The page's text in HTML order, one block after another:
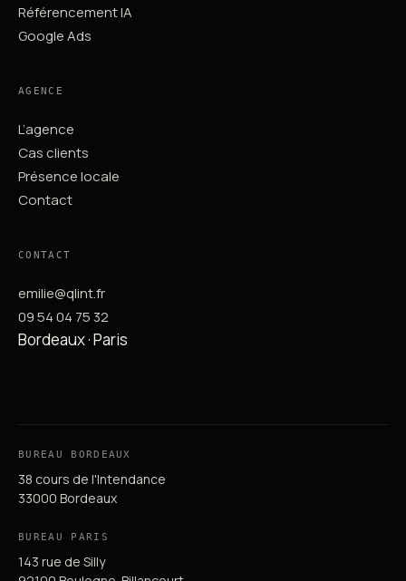
Référencement IA
Google Ads
AGENCE
L’agence
Cas clients
Présence locale
Contact
CONTACT
emilie@qlint.fr
09 54 04 75 32
Bordeaux · Paris
BUREAU BORDEAUX
38 cours de l'Intendance
33000 Bordeaux
BUREAU PARIS
143 rue de Silly